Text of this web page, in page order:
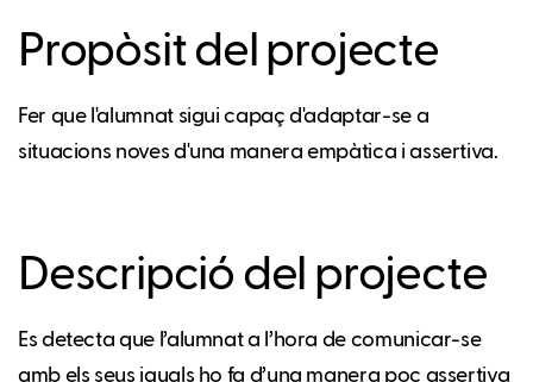
Propòsit del projecte
Fer que l'alumnat sigui capaç d'adaptar-se a
situacions noves d'una manera empàtica i assertiva.
Descripció del projecte
Es detecta que l’alumnat a l’hora de comunicar-se
amb els seus iguals ho fa d’una manera poc assertiva